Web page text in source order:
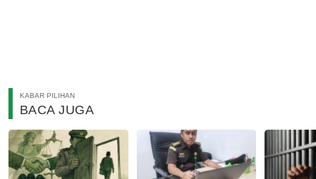
KABAR PILIHAN
BACA JUGA